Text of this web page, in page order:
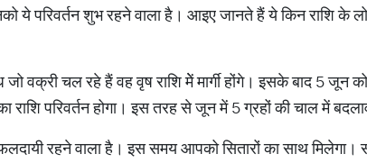
ये परिवर्तन शुभ रहने वाला है। आइए जानते हैं ये किन राशि के
वक्री चल रहे हैं वह वृष राशि मेें मार्गी होंगे। इसके बाद 5 जून
परिवर्तन होगा। इस तरह से जून में 5 ग्रहों की चाल में
रहने वाला है। इस समय आपको सितारों का साथ